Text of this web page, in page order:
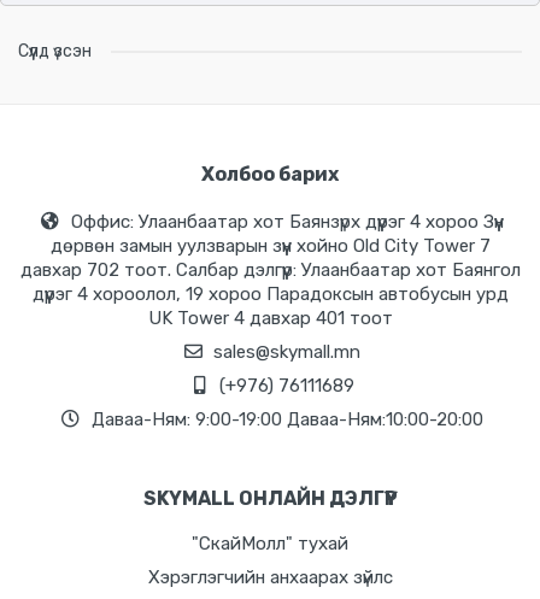
Сүүлд үзсэн
Холбоо барих
Оффис: Улаанбаатар хот Баянзүрх дүүрэг 4 хороо Зүүн
дөрвөн замын уулзварын зүүн хойно Old City Tower 7
давхар 702 тоот. Салбар дэлгүүр: Улаанбаатар хот Баянгол
дүүрэг 4 хороолол, 19 хороо Парадоксын автобусын урд
UK Tower 4 давхар 401 тоот
sales@skymall.mn
(+976) 76111689
Даваа-Ням: 9:00-19:00 Даваа-Ням:10:00-20:00
SKYMALL ОНЛАЙН ДЭЛГҮҮР
"СкайМолл" тухай
Хэрэглэгчийн анхаарах зүйлс